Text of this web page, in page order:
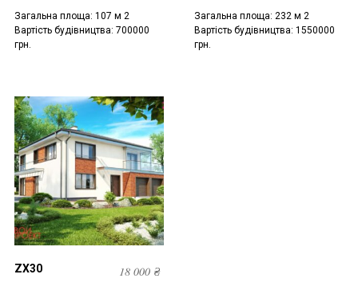
Загальна площа: 107 м 2
Вартість будівництва: 700000
грн.
Загальна площа: 232 м 2
Вартість будівництва: 1550000
грн.
ZX30 18 000₴